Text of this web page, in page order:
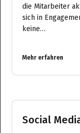
die Mitarbeiter
sich in
keine…
Mehr erfahren
Social